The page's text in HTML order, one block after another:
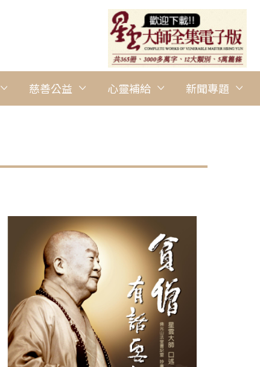
慈善公益 心靈補給 新聞專題
圖說：佛光人以雙手雙腳丈量慈悲，一起為環保盡一份心力，用
活動。 圖/南台別院提供